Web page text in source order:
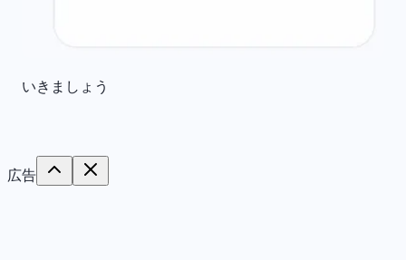
いきましょう
広告